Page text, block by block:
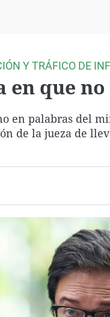
Y TRÁFICO DE
en que
en palabras del
de la jueza de